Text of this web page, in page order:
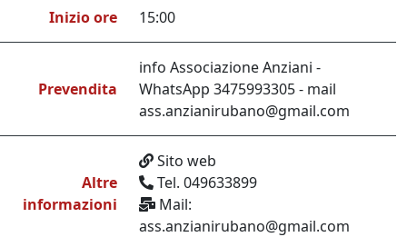
Inizio ore 15:00
Prevendita
info Associazione Anziani -
WhatsApp 3475993305 - mail
ass.anzianirubano@gmail.com
Altre
informazioni
Sito web
Tel. 049633899
Mail:
ass.anzianirubano@gmail.com